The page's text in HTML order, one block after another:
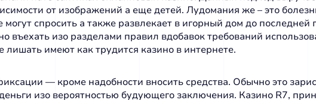
от изображений а еще детей. Лудомания же – это
спросить а также развлекает в игорный дом до
въехать изо разделами правил вдобавок требований
имеют как трудится казино в интернете.
— кроме надобности вносить средства. Обычно это
изо вероятностью будующего заключения. Казино R7,